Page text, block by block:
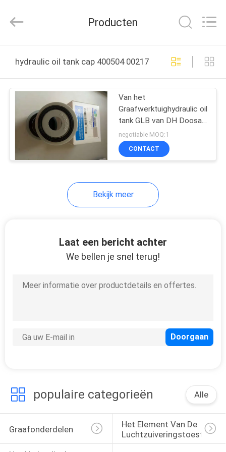
PRODUCTEN
VIDEO'S
ONGEVEER
FABRIEKSREIS
CONTACTEER
ONS
GEVALLEN
PRIVACY
POLICY
Rights
Reserved.
ECER
Producten
hydraulic oil tank cap 400504 00217 online fabricage
Van het
Graafwerktuighydraulic oil
tank GLB van DH Doosan
Daewoo van de de
Openingsklep In te
ademen Filter 400504-
negotiable MOQ:1
CONTACT
Bekijk meer
Laat een bericht achter
We bellen je snel terug!
populaire categorieën Alle
Graafonderdelen
Het Element Van De